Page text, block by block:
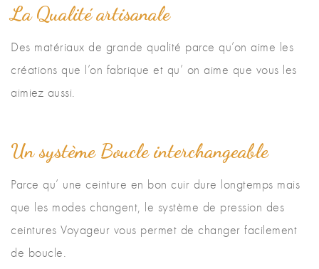
La Qualité artisanale
Des matériaux de grande qualité parce qu’on aime les
créations que l’on fabrique et qu’ on aime que vous les
aimiez aussi.
Un système Boucle interchangeable
Parce qu’ une ceinture en bon cuir dure longtemps mais
que les modes changent, le système de pression des
ceintures Voyageur vous permet de changer facilement
de boucle.